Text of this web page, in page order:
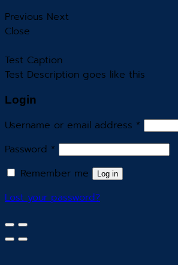
Previous Next
Close
Test Caption
Test Description goes like this
Login
Username or email address *
Password *
Remember me
Log in
Lost your password?